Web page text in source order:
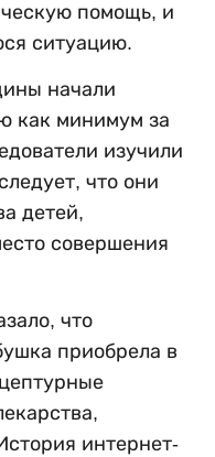
помощь, и
ситуацию.
начали
как минимум за
изучили
что они
детей,
совершения
что
приобрела в
интернет-